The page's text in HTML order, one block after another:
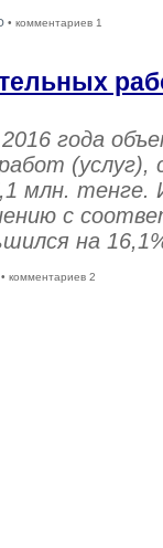
• комментариев 1
года
(услуг),
млн. тенге.
с
на
• комментариев 2